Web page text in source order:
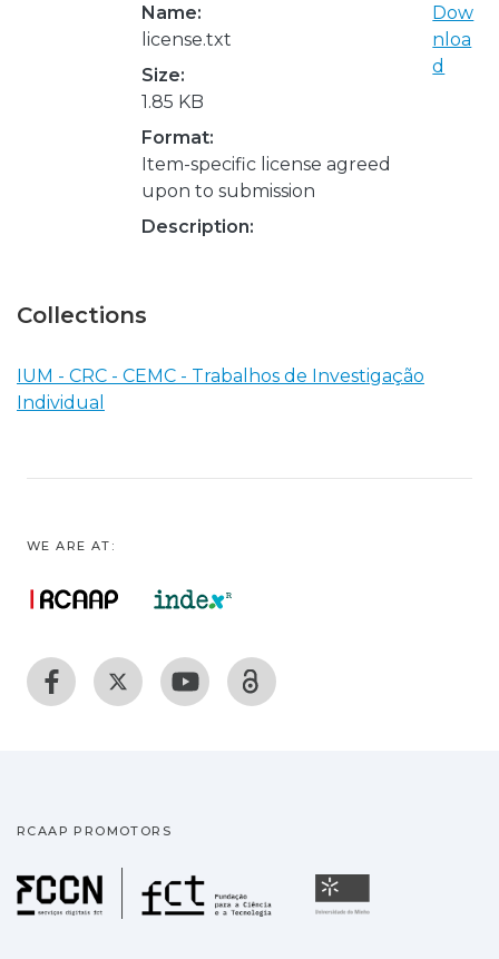
Name:
license.txt
Size:
1.85 KB
Format:
Item-specific license agreed
upon to submission
Description:
Dow
nloa
d
Collections
IUM - CRC - CEMC - Trabalhos de Investigação
Individual
WE ARE AT:
RCAAP PROMOTORS
Fundação para a